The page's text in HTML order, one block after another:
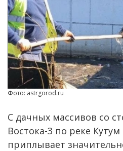
Фото: astrgorod.ru
С дачных массивов со
Востока-3 по реке
приплывает